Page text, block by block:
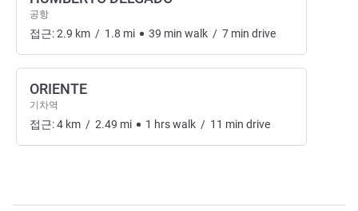
공항
접근:2.9 km / 1.8 mi 39 min walk / 7 min drive
ORIENTE
기차역
접근:4 km / 2.49 mi 1 hrswalk / 11 min drive